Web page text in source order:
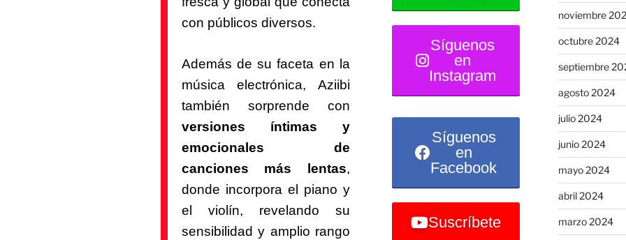
con públicos diversos.
Además de su faceta en la
música electrónica, Aziibi
también sorprende con
versiones íntimas y
emocionales de
canciones más lentas,
donde incorpora el piano y
el violín, revelando su
sensibilidad y amplio rango
Síguenos
en
Instagram
Síguenos
en
Facebook
Suscríbete
noviembre
octubre 2024
septiembre
agosto 2024
julio 2024
junio 2024
mayo 2024
abril 2024
marzo 2024